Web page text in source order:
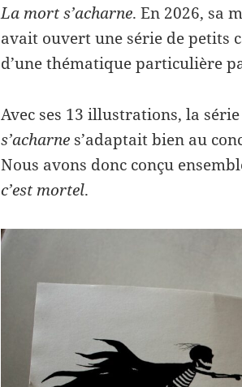
La mort s’acharne. En 2026, sa
avait ouvert une série de petits
d’une thématique particulière
Avec ses 13 illustrations, la
s’acharne s’adaptait bien au
Nous avons donc conçu
c’est mortel.